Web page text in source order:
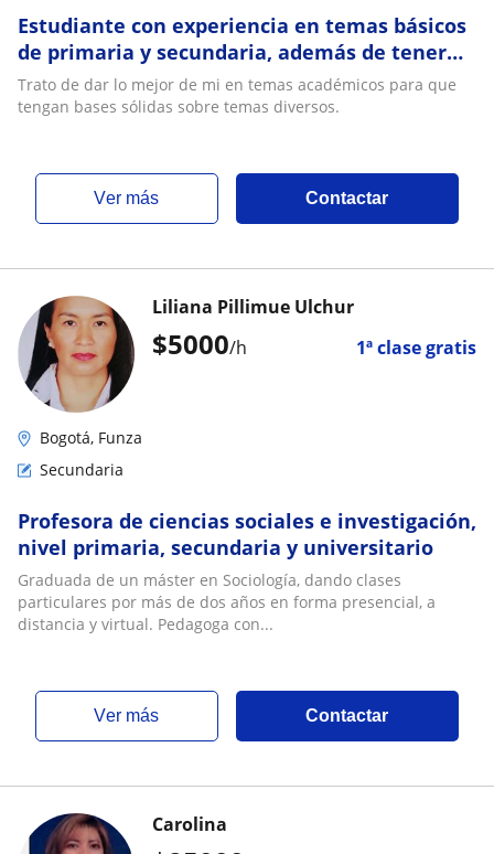
Estudiante con experiencia en temas básicos
de primaria y secundaria, además de tener
bases en temas relacionados a leyes,
acciones constitucionales, temas penales,
Trato de dar lo mejor de mi en temas académicos para que
tengan bases sólidas sobre temas diversos.
ver más Contactar
$5000/h 1ª clase gratis
Liliana Pillimue Ulchur
Bogotá, Funza
Secundaria
Profesora de ciencias sociales e investigación,
nivel primaria, secundaria y universitario
Graduada de un máster en Sociología, dando clases
particulares por más de dos años en forma presencial, a
distancia y virtual. Pedagoga con...
ver más Contactar
Carolina